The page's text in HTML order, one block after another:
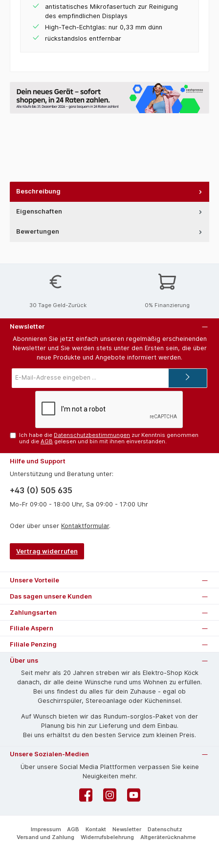
antistatisches Mikrofasertuch zur Reinigung
des empfindlichen Displays
High-Tech-Echtglas: nur 0,33 mm dünn
rückstandslos entfernbar
Beschreibung
Eigenschaften
Bewertungen
30 Tage Geld-Zurück 0% Finanzierung
Newsletter
Abonnieren Sie jetzt einfach unseren regelmäßig erscheinenden
Newsletter und Sie werden stets unter den Ersten sein, die über
neue Produkte und Angebote informiert werden.
Mail-
Ich habe die Datenschutzbestimmungen zur Kenntnis genommen
und dieAGB gelesen und bin mit ihnen einverstanden.
Hilfe und Support
Unterstützung und Beratung unter:
+43 (0) 505 635
Mo-Fr 09:00 - 18:00 Uhr, Sa 09:00 - 17:00 Uhr
Oder über unser Kontaktformular.
Vertrag widerrufen
Unsere Vorteile
Das sagen unsere Kunden
Zahlungsarten
Filiale Aspern
Filiale Penzing
Über uns
Seit mehr als 20 Jahren streben wir als Elektro-Shop Köck
danach, dir alle deine Wünsche rund ums Wohnen zu erfüllen.
Bei uns findest du alles für dein Zuhause - egal ob
Geschirrspüler, Stereoanlage oder Kücheninsel.
Auf Wunsch bieten wir das Rund­um-sorg­los-Pa­ket von der
Planung bis hin zur Lieferung und dem Einbau.
Bei uns erhältst du den besten Service zum kleinen Preis.
Unsere Sozialen-Medien
Über unsere Social Media Plattformen verpassen Sie keine
Neuigkeiten mehr.
FacebookInstagramYouTube
Impressum AGB Kontakt Newsletter
Datenschutz
Versand und Zahlung
Widerrufsbelehrung
Altgeräterücknahme